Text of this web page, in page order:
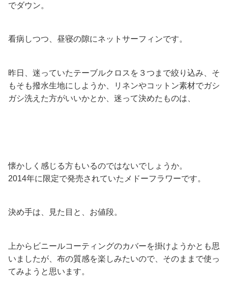
でダウン。
看病しつつ、昼寝の隙にネットサーフィンです。
昨日、迷っていたテーブルクロスを３つまで絞り込み、そ
もそも撥水生地にしようか、リネンやコットン素材でガシ
ガシ洗えた方がいいかとか、迷って決めたものは、
懐かしく感じる方もいるのではないでしょうか。
2014年に限定で発売されていたメドーフラワーです。
決め手は、見た目と、お値段。
上からビニールコーティングのカバーを掛けようかとも思
いましたが、布の質感を楽しみたいので、そのままで使っ
てみようと思います。